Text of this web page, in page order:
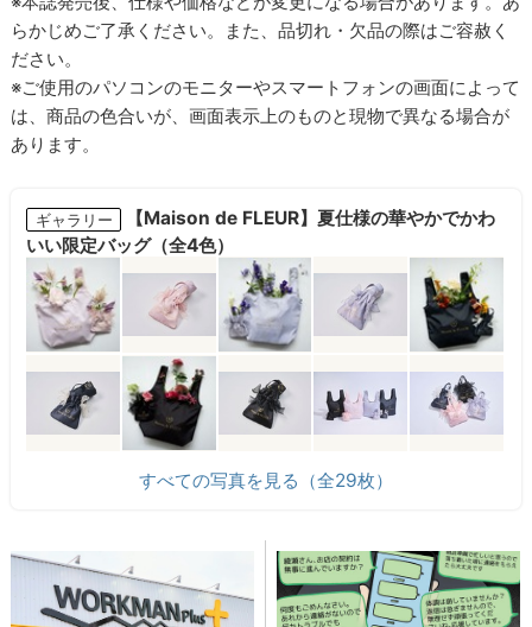
らかじめご了承ください。また、品切れ・欠品の際はご容赦く
ださい。
※ご使用のパソコンのモニターやスマートフォンの画面によって
は、商品の色合いが、画面表示上のものと現物で異なる場合が
あります。
ギャラリー
【Maison de FLEUR】夏仕様の華やかでかわ
いい限定バッグ（全4色）
すべての写真を見る（全29枚）